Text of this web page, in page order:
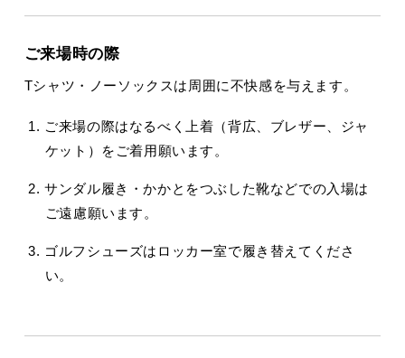
ご来場時の際
Tシャツ・ノーソックスは周囲に不快感を与えます。
ご来場の際はなるべく上着（背広、ブレザー、ジャ
ケット）をご着用願います。
サンダル履き・かかとをつぶした靴などでの入場は
ご遠慮願います。
ゴルフシューズはロッカー室で履き替えてくださ
い。